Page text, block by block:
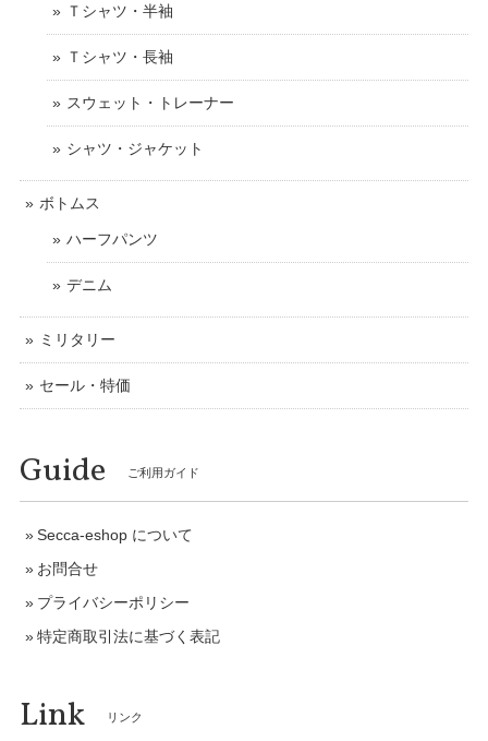
Ｔシャツ・半袖
Ｔシャツ・長袖
スウェット・トレーナー
シャツ・ジャケット
ボトムス
ハーフパンツ
デニム
ミリタリー
セール・特価
Guide ご利用ガイド
Secca-eshop について
お問合せ
プライバシーポリシー
特定商取引法に基づく表記
Link リンク